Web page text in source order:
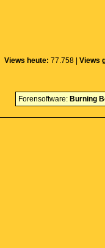
Views heute: 77.758 | Views
Forensoftware: Burning